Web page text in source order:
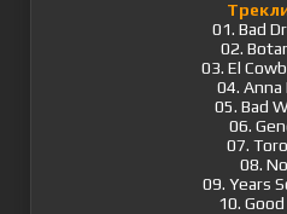
01. Bad
02.
03. El
04. Anna
05. Bad
06.
07.
08.
09. Years
10.